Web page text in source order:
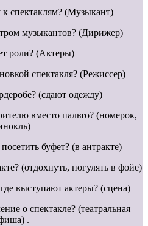
спектаклям? (Музыкант)
музыкантов? (Дирижер)
роли? (Актеры)
спектакля? (Режиссер)
(сдают одежду)
вместо пальто? (номерок,
буфет? (в антракте)
(отдохнуть, погулять в фойе)
выступают актеры? (сцена)
о спектакле? (театральная
.